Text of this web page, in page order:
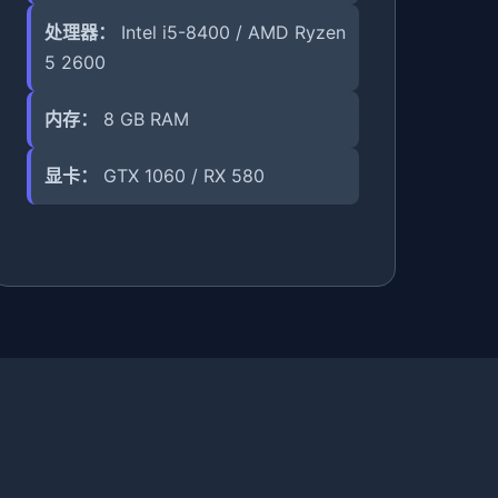
处理器：
Intel i5-8400 / AMD Ryzen
5 2600
内存： 8 GB RAM
显卡： GTX 1060 / RX 580